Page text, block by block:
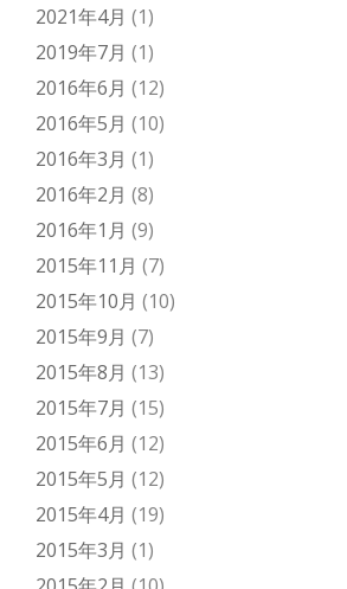
2021年4月 (1)
2019年7月 (1)
2016年6月 (12)
2016年5月 (10)
2016年3月 (1)
2016年2月 (8)
2016年1月 (9)
2015年11月 (7)
2015年10月 (10)
2015年9月 (7)
2015年8月 (13)
2015年7月 (15)
2015年6月 (12)
2015年5月 (12)
2015年4月 (19)
2015年3月 (1)